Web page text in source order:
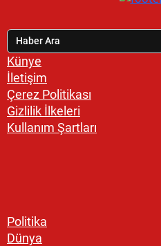
Künye
İletişim
Çerez Politikası
Gizlilik İlkeleri
Kullanım Şartları
Politika
Dünya